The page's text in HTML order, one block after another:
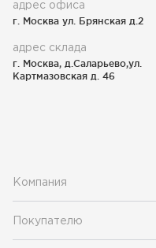
адрес офиса
г. Москва ул. Брянская д.2
адрес склада
г. Москва, д.Саларьево,ул.
Картмазовская д. 46
Компания
Покупателю